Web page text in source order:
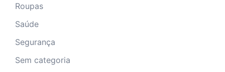
Roupas
Saúde
Segurança
Sem categoria